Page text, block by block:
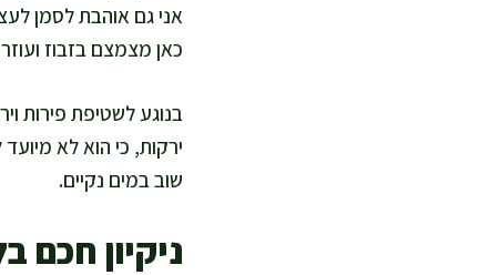
אני גם אוהבת לסמן
כאן מצמצם בזבוז
בנוגע לשטיפת פירות
ירקות, כי הוא לא
שוב במים נקיים.
ניקיון חכם